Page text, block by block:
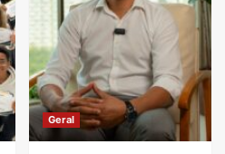
80
turistas
atendidos
e
se
consolida
como
Geral